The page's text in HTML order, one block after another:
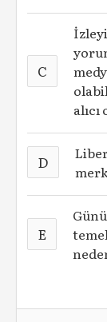
C
D
E